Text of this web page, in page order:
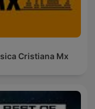
Cristiana Mx